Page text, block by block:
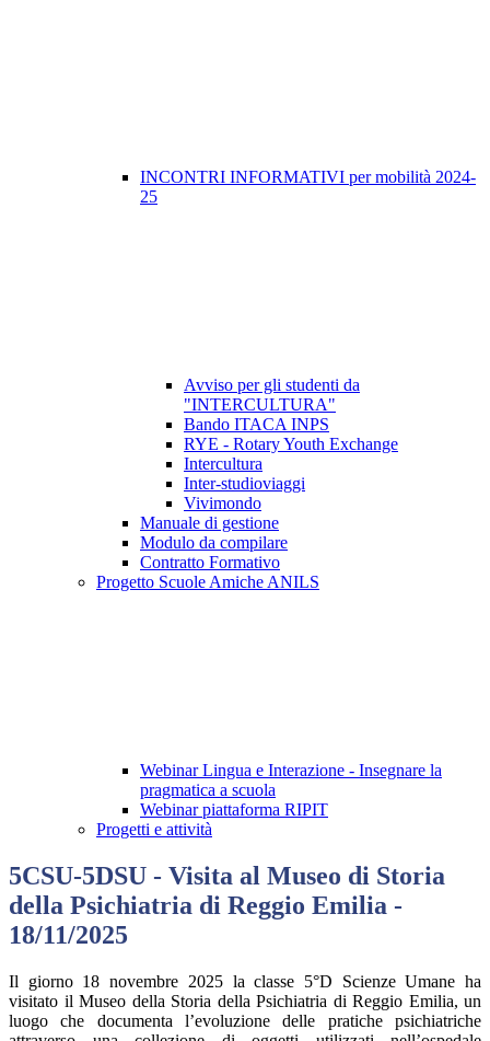
INCONTRI INFORMATIVI per mobilità 2024-
25
Avviso per gli studenti da
"INTERCULTURA"
Bando ITACA INPS
RYE - Rotary Youth Exchange
Intercultura
Inter-studioviaggi
Vivimondo
Manuale di gestione
Modulo da compilare
Contratto Formativo
Progetto Scuole Amiche ANILS
Webinar Lingua e Interazione - Insegnare la
pragmatica a scuola
Webinar piattaforma RIPIT
Progetti e attività
5CSU-5DSU - Visita al Museo di Storia
della Psichiatria di Reggio Emilia -
18/11/2025
Il giorno 18 novembre 2025 la classe 5°D Scienze Umane ha
visitato il Museo della Storia della Psichiatria di Reggio Emilia, un
luogo che documenta l’evoluzione delle pratiche psichiatriche